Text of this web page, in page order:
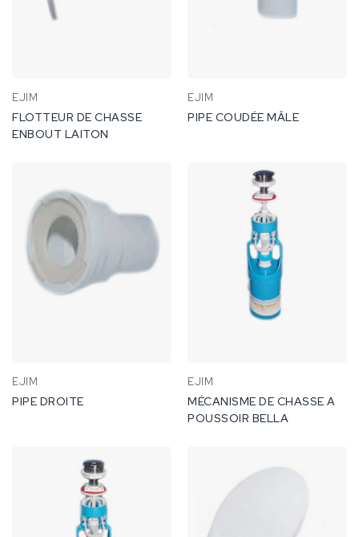
EJIM
FLOTTEUR DE CHASSE
ENBOUT LAITON
EJIM
PIPE COUDÉE MÂLE
EJIM
PIPE DROITE
EJIM
MÉCANISME DE CHASSE A
POUSSOIR BELLA